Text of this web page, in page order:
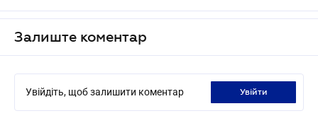
Залиште коментар
Увійдіть, щоб залишити коментар увійти